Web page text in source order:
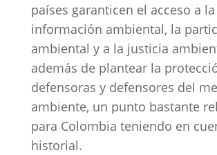
países garanticen el acceso a la
información ambiental, la
ambiental y a la justicia
además de plantear la
defensoras y defensores del
ambiente, un punto bastante
para Colombia teniendo en
historial.